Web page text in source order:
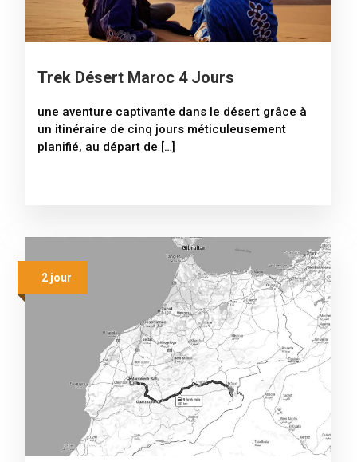
Trek Désert Maroc 4 Jours
une aventure captivante dans le désert grâce à
un itinéraire de cinq jours méticuleusement
planifié, au départ de […]
2 jour